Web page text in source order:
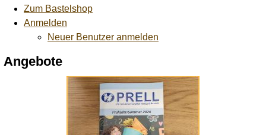
Zum Bastelshop
Anmelden
Neuer Benutzer anmelden
Angebote